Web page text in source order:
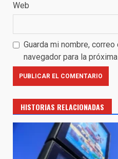
Web
Guarda mi nombre,
navegador para la
HISTORIAS RELACIONADAS